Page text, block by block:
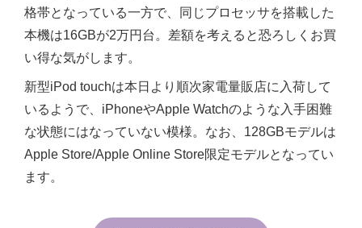
格帯となっている一方で、同じプロセッサを搭載した
本機は16GBが2万円台。差額を考えると恐ろしくお買
い得な気がします。
新型iPod touchは本日より順次家電量販店に入荷して
いるようで、iPhoneやApple Watchのような入手困難
な状態にはなっていない模様。なお、128GBモデルは
Apple Store/Apple Online Store限定モデルとなってい
ます。